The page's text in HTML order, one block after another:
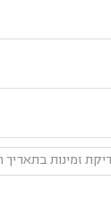
זמינות